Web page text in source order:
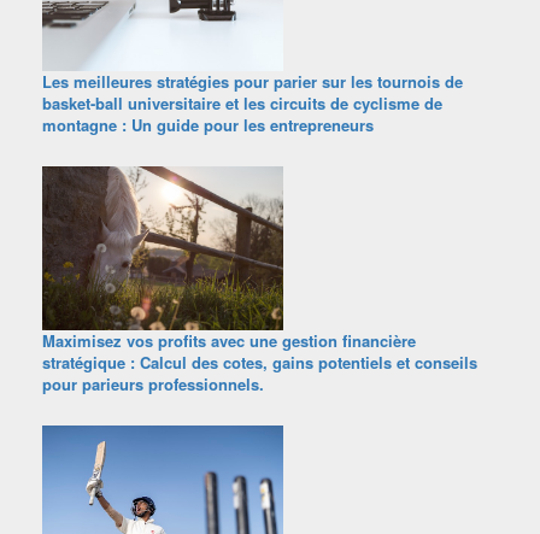
Les meilleures stratégies pour parier sur les tournois de
basket-ball universitaire et les circuits de cyclisme de
montagne : Un guide pour les entrepreneurs
Maximisez vos profits avec une gestion financière
stratégique : Calcul des cotes, gains potentiels et conseils
pour parieurs professionnels.